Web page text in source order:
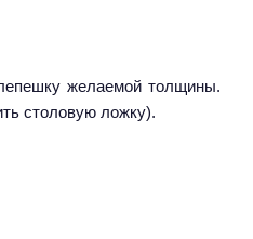
желаемой толщины.
столовую ложку).